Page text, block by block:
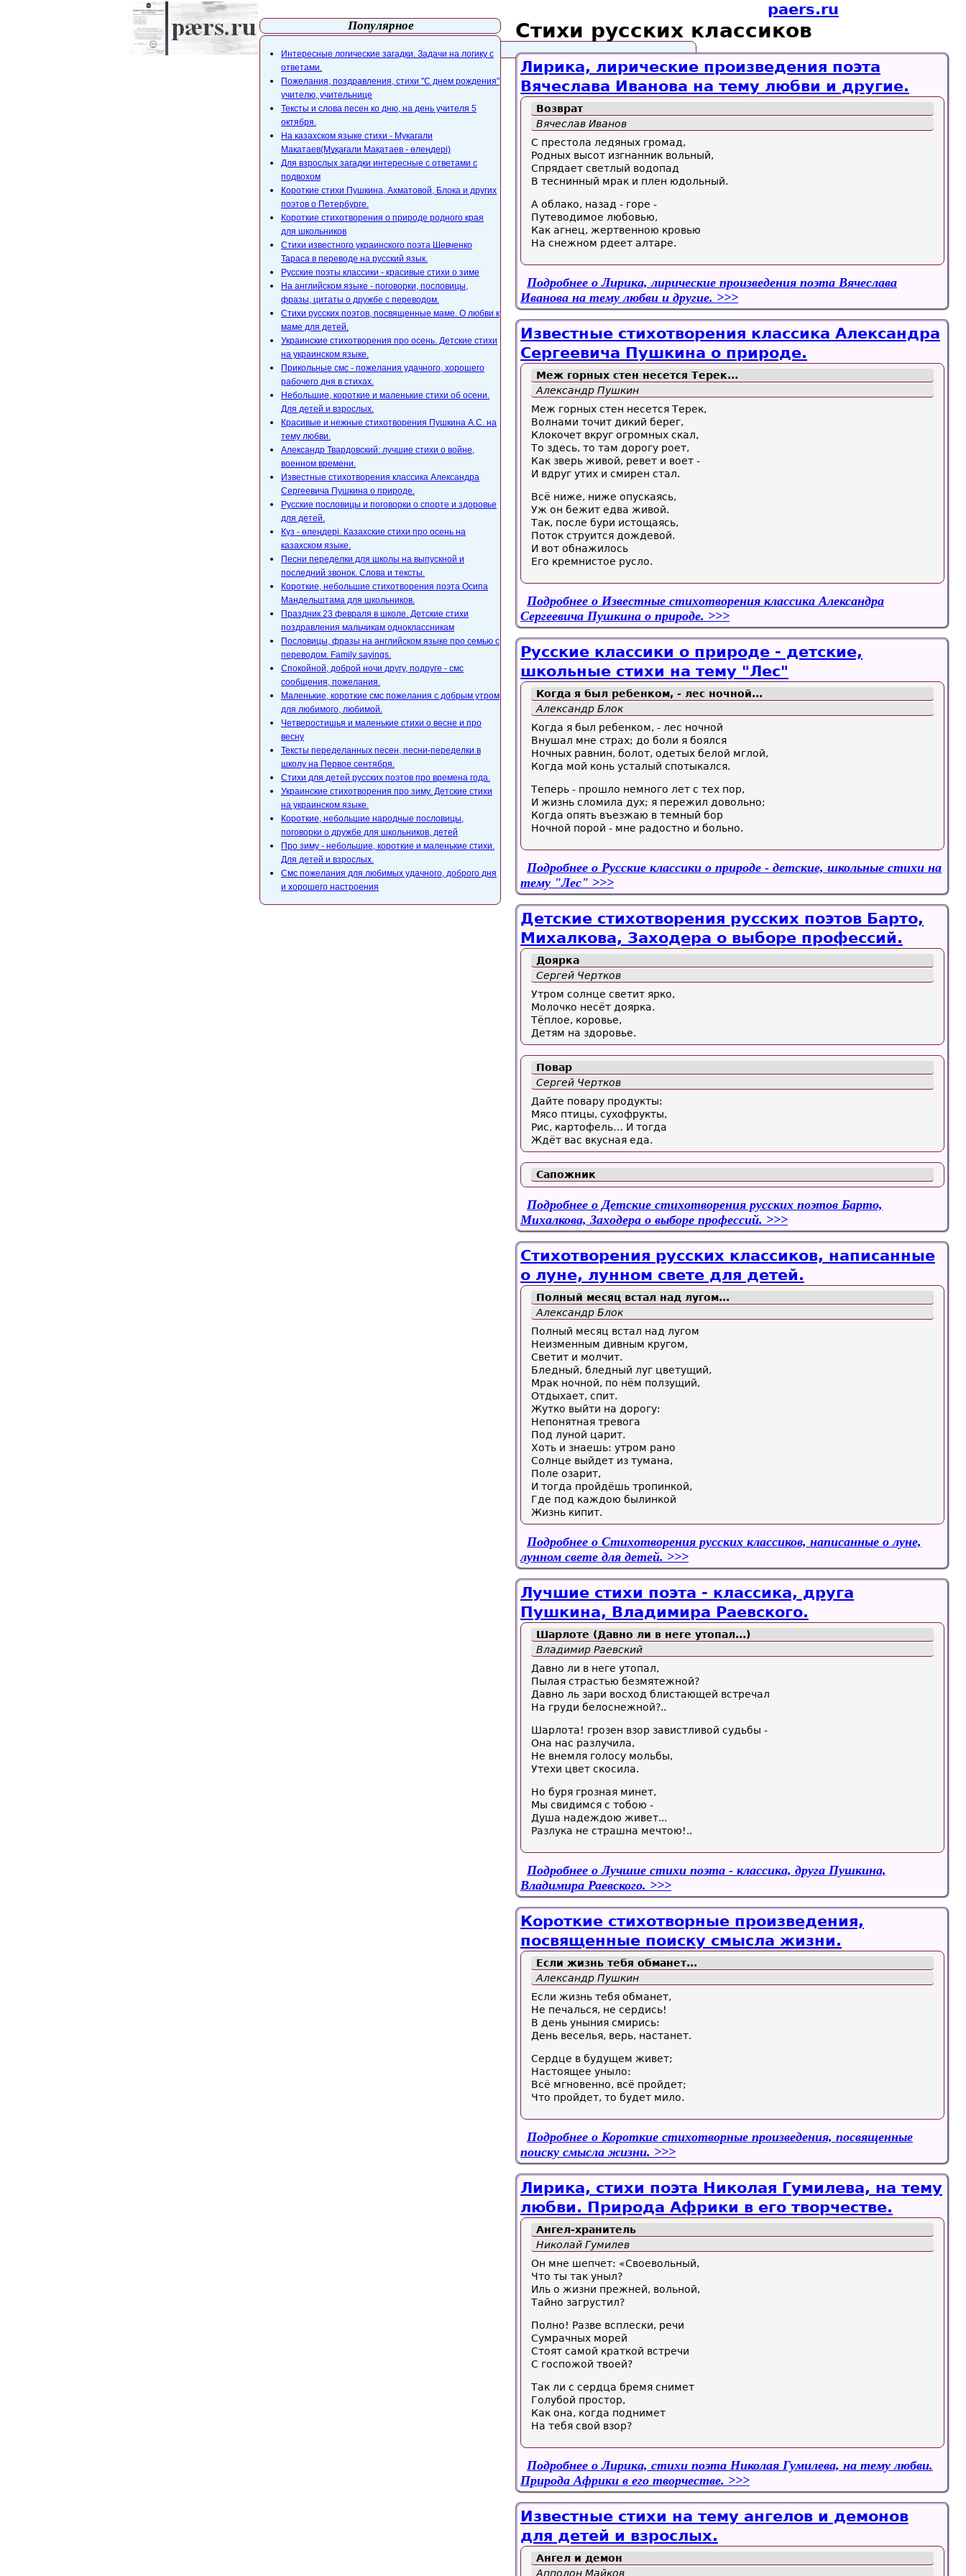
paers.ru
Стихи русских классиков
Лирика, лирические произведения поэта
Вячеслава Иванова на тему любви и другие.
Возврат
Вячеслав Иванов
С престола ледяных громад,
Родных высот изгнанник вольный,
Спрядает светлый водопад
В теснинный мрак и плен юдольный.
А облако, назад - горе -
Путеводимое любовью,
Как агнец, жертвенною кровью
На снежном рдеет алтаре.
Подробнее о Лирика, лирические произведения поэта Вячеслава
Иванова на тему любви и другие.
Известные стихотворения классика Александра
Сергеевича Пушкина о природе.
Меж горных стен несется Терек...
Александр Пушкин
Меж горных стен несется Терек,
Волнами точит дикий берег,
Клокочет вкруг огромных скал,
То здесь, то там дорогу роет,
Как зверь живой, ревет и воет -
И вдруг утих и смирен стал.
Всё ниже, ниже опускаясь,
Уж он бежит едва живой.
Так, после бури истощаясь,
Поток струится дождевой.
И вот обнажилось
Его кремнистое русло.
Подробнее о Известные стихотворения классика Александра
Сергеевича Пушкина о природе.
Русские классики о природе - детские,
школьные стихи на тему "Лес"
Когда я был ребенком, - лес ночной...
Александр Блок
Когда я был ребенком, - лес ночной
Внушал мне страх; до боли я боялся
Ночных равнин, болот, одетых белой мглой,
Когда мой конь усталый спотыкался.
Теперь - прошло немного лет с тех пор,
И жизнь сломила дух; я пережил довольно;
Когда опять въезжаю в темный бор
Ночной порой - мне радостно и больно.
Подробнее о Русские классики о природе - детские, школьные стихи на
тему "Лес"
Детские стихотворения русских поэтов Барто,
Михалкова, Заходера о выборе профессий.
Доярка
Сергей Чертков
Утром солнце светит ярко,
Молочко несёт доярка.
Тёплое, коровье,
Детям на здоровье.
Повар
Сергей Чертков
Дайте повару продукты:
Мясо птицы, сухофрукты,
Рис, картофель… И тогда
Ждёт вас вкусная еда.
Сапожник
Подробнее о Детские стихотворения русских поэтов Барто,
Михалкова, Заходера о выборе профессий.
Стихотворения русских классиков, написанные
о луне, лунном свете для детей.
Полный месяц встал над лугом...
Александр Блок
Полный месяц встал над лугом
Неизменным дивным кругом,
Светит и молчит.
Бледный, бледный луг цветущий,
Мрак ночной, по нём ползущий,
Отдыхает, спит.
Жутко выйти на дорогу:
Непонятная тревога
Под луной царит.
Хоть и знаешь: утром рано
Солнце выйдет из тумана,
Поле озарит,
И тогда пройдёшь тропинкой,
Где под каждою былинкой
Жизнь кипит.
Подробнее о Стихотворения русских классиков, написанные о луне,
лунном свете для детей.
Лучшие стихи поэта - классика, друга
Пушкина, Владимира Раевского.
Шарлоте (Давно ли в неге утопал...)
Владимир Раевский
Давно ли в неге утопал,
Пылая страстью безмятежной?
Давно ль зари восход блистающей встречал
На груди белоснежной?..
Шарлота! грозен взор завистливой судьбы -
Она нас разлучила,
Не внемля голосу мольбы,
Утехи цвет скосила.
Но буря грозная минет,
Мы свидимся с тобою -
Душа надеждою живет...
Разлука не страшна мечтою!..
Подробнее о Лучшие стихи поэта - классика, друга Пушкина,
Владимира Раевского.
Короткие стихотворные произведения,
посвященные поиску смысла жизни.
Если жизнь тебя обманет...
Александр Пушкин
Если жизнь тебя обманет,
Не печалься, не сердись!
В день уныния смирись:
День веселья, верь, настанет.
Сердце в будущем живет;
Настоящее уныло:
Всё мгновенно, всё пройдет;
Что пройдет, то будет мило.
Подробнее о Короткие стихотворные произведения, посвященные
поиску смысла жизни.
Лирика, стихи поэта Николая Гумилева, на тему
любви. Природа Африки в его творчестве.
Ангел-хранитель
Николай Гумилев
Он мне шепчет: «Своевольный,
Что ты так уныл?
Иль о жизни прежней, вольной,
Тайно загрустил?
Полно! Разве всплески, речи
Сумрачных морей
Стоят самой краткой встречи
С госпожой твоей?
Так ли с сердца бремя снимет
Голубой простор,
Как она, когда поднимет
На тебя свой взор?
Подробнее о Лирика, стихи поэта Николая Гумилева, на тему любви.
Природа Африки в его творчестве.
Известные стихи на тему ангелов и демонов
для детей и взрослых.
Ангел и демон
Апполон Майков
Популярное
Интересные логические загадки. Задачи на логику с
ответами.
Пожелания, поздравления, стихи "С днем рождения"
учителю, учительнице
Тексты и слова песен ко дню, на день учителя 5
октября.
На казахском языке стихи - Мукагали
Макатаев(Мұқағали Мақатаев - өлеңдері)
Для взрослых загадки интересные с ответами с
подвохом
Короткие стихи Пушкина, Ахматовой, Блока и других
поэтов о Петербурге.
Короткие стихотворения о природе родного края
для школьников
Стихи известного украинского поэта Шевченко
Тараса в переводе на русский язык.
Русские поэты классики - красивые стихи о зиме
На английском языке - поговорки, пословицы,
фразы, цитаты о дружбе с переводом.
Стихи русских поэтов, посвященные маме. О любви к
маме для детей.
Украинские стихотворения про осень. Детские стихи
на украинском языке.
Прикольные смс - пожелания удачного, хорошего
рабочего дня в стихах.
Небольшие, короткие и маленькие стихи об осени.
Для детей и взрослых.
Красивые и нежные стихотворения Пушкина А.С. на
тему любви.
Александр Твардовский: лучшие стихи о войне,
военном времени.
Известные стихотворения классика Александра
Сергеевича Пушкина о природе.
Русские пословицы и поговорки о спорте и здоровье
для детей.
Күз - өлеңдері. Казахские стихи про осень на
казахском языке.
Песни переделки для школы на выпускной и
последний звонок. Слова и тексты.
Короткие, небольшие стихотворения поэта Осипа
Мандельштама для школьников.
Праздник 23 февраля в школе. Детские стихи
поздравления мальчикам одноклассникам
Пословицы, фразы на английском языке про семью с
переводом. Family sayings.
Спокойной, доброй ночи другу, подруге - смс
сообщения, пожелания.
Маленькие, короткие смс пожелания с добрым утром
для любимого, любимой.
Четверостишья и маленькие стихи о весне и про
весну
Тексты переделанных песен, песни-переделки в
школу на Первое сентября.
Стихи для детей русских поэтов про времена года.
Украинские стихотворения про зиму. Детские стихи
на украинском языке.
Короткие, небольшие народные пословицы,
поговорки о дружбе для школьников, детей
Про зиму - небольшие, короткие и маленькие стихи.
Для детей и взрослых.
Смс пожелания для любимых удачного, доброго дня
и хорошего настроения
Карта сайта webmaster@paers.ru